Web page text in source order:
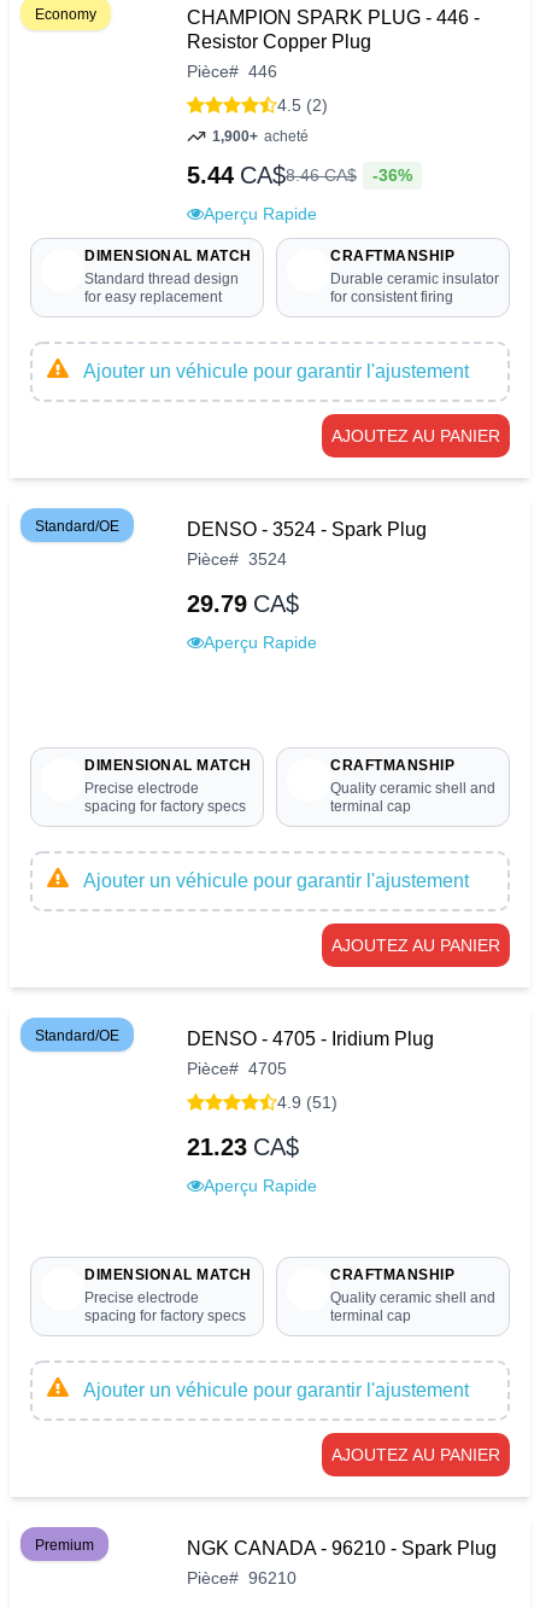
Economy
CHAMPION SPARK PLUG - 446 -
Resistor Copper Plug
Pièce# 446
4.5 (2)
1,900+ acheté
5.44 CA$8.46CA$ -36%
Aperçu Rapide
DIMENSIONAL MATCH
Standard thread design
for easy replacement
CRAFTMANSHIP
Durable ceramic insulator
for consistent firing
Ajouter un véhicule pour garantir l'ajustement
AJOUTEZ AU PANIER
Standard/OE DENSO - 3524 - Spark Plug
Pièce# 3524
29.79 CA$
Aperçu Rapide
DIMENSIONAL MATCH
Precise electrode
spacing for factory specs
CRAFTMANSHIP
Quality ceramic shell and
terminal cap
Ajouter un véhicule pour garantir l'ajustement
AJOUTEZ AU PANIER
Standard/OE DENSO - 4705 - Iridium Plug
Pièce# 4705
4.9 (51)
21.23 CA$
Aperçu Rapide
DIMENSIONAL MATCH
Precise electrode
spacing for factory specs
CRAFTMANSHIP
Quality ceramic shell and
terminal cap
Ajouter un véhicule pour garantir l'ajustement
AJOUTEZ AU PANIER
Premium NGK CANADA - 96210 - Spark Plug
Pièce# 96210